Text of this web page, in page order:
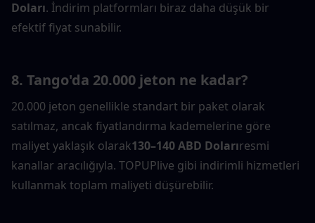
Doları. İndirim platformları biraz daha düşük bir
efektif fiyat sunabilir.
8. Tango'da 20.000 jeton ne kadar?
20.000 jeton genellikle standart bir paket olarak
satılmaz, ancak fiyatlandırma kademelerine göre
maliyet yaklaşık olarak130–140 ABD Dolarıresmi
kanallar aracılığıyla. TOPUPlive gibi indirimli hizmetleri
kullanmak toplam maliyeti düşürebilir.